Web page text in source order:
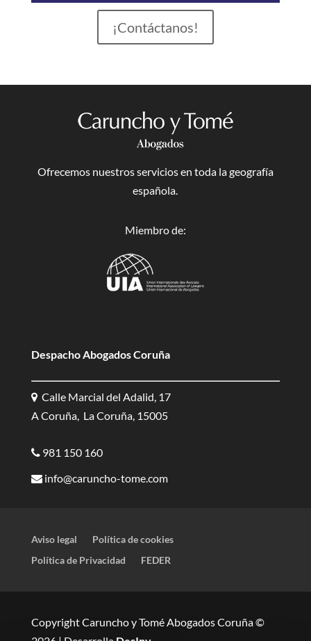
¡Contáctanos!
Ofrecemos nuestros servicios en toda la geografía
española.
Miembro de:
Despacho Abogados Coruña
Calle Marcial del Adalid, 17
A Coruña, La Coruña, 15005
981 150 160
info@caruncho-tome.com
Aviso legal
Política de cookies
Política de Privacidad
FEDER
Copyright Caruncho y Tomé Abogados Coruña ©